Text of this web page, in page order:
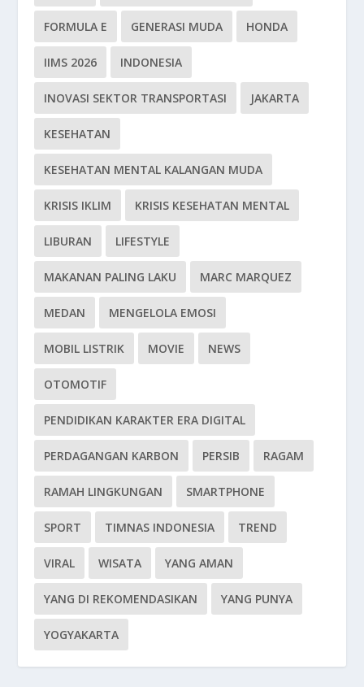
FORMULA E GENERASI MUDA HONDA
IIMS 2026 INDONESIA
INOVASI SEKTOR TRANSPORTASI JAKARTA
KESEHATAN
KESEHATAN MENTAL KALANGAN MUDA
KRISIS IKLIM KRISIS KESEHATAN MENTAL
LIBURAN LIFESTYLE
MAKANAN PALING LAKU MARC MARQUEZ
MEDAN MENGELOLA EMOSI
MOBIL LISTRIK MOVIE NEWS
OTOMOTIF
PENDIDIKAN KARAKTER ERA DIGITAL
PERDAGANGAN KARBON PERSIB RAGAM
RAMAH LINGKUNGAN SMARTPHONE
SPORT TIMNAS INDONESIA TREND
VIRAL WISATA YANG AMAN
YANG DI REKOMENDASIKAN YANG PUNYA
YOGYAKARTA